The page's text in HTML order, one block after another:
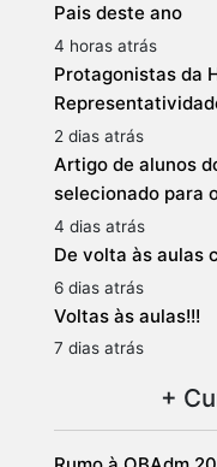
Pais deste ano
4 horas atrás
Protagonistas da
2 dias atrás
Artigo de alunos
selecionado para
4 dias atrás
De volta às aulas
6 dias atrás
Voltas às aulas!!!
7 dias atrás
+